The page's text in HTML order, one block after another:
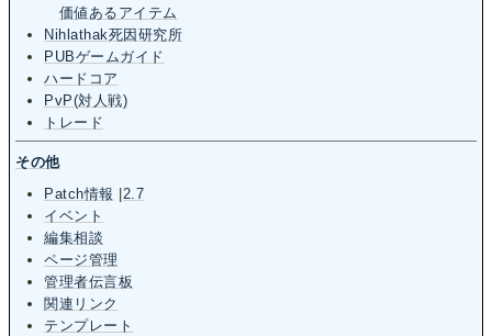
価値あるアイテム
Nihlathak死因研究所
PUBゲームガイド
ハードコア
PvP(対人戦)
トレード
その他
Patch情報
2.7
イベント
編集相談
ページ管理
管理者伝言板
関連リンク
テンプレート